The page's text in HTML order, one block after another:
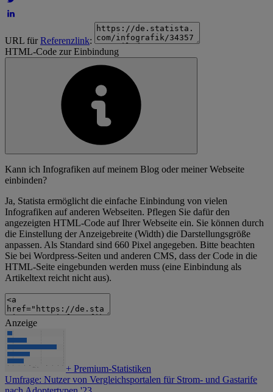
URL fürReferenzlink:
HTML-Code zur Einbindung
Kann ich Infografiken auf meinem Blog oder meiner Webseite
einbinden?
Ja, Statista ermöglicht die einfache Einbindung von vielen
Infografiken auf anderen Webseiten. Pflegen Sie dafür den
angezeigten HTML-Code auf Ihrer Webseite ein. Sie können durch
die Einstellung der Anzeigebreite (Width) die Darstellungsgröße
anpassen. Als Standard sind 660 Pixel angegeben. Bitte beachten
Sie bei Wordpress-Seiten und anderen CMS, dass der Code in die
HTML-Seite eingebunden werden muss (eine Einbindung als
Artikeltext reicht nicht aus).
Anzeige
+ Premium-Statistiken
Umfrage: Nutzer von Vergleichsportalen für Strom- und Gastarife